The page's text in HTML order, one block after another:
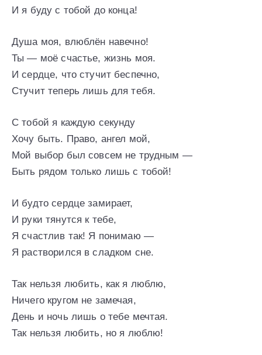
И я буду с тобой до конца!
Душа моя, влюблён навечно!
Ты — моё счастье, жизнь моя.
И сердце, что стучит беспечно,
Стучит теперь лишь для тебя.
С тобой я каждую секунду
Хочу быть. Право, ангел мой,
Мой выбор был совсем не трудным —
Быть рядом только лишь с тобой!
И будто сердце замирает,
И руки тянутся к тебе,
Я счастлив так! Я понимаю —
Я растворился в сладком сне.
Так нельзя любить, как я люблю,
Ничего кругом не замечая,
День и ночь лишь о тебе мечтая.
Так нельзя любить, но я люблю!